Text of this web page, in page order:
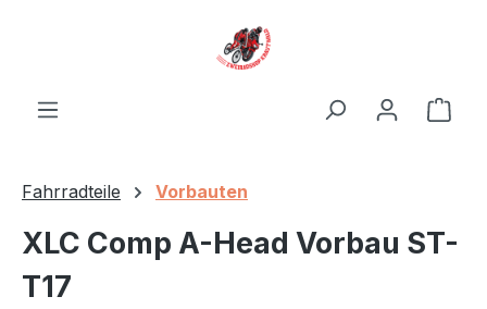
Fahrradteile Vorbauten
XLC Comp A-Head Vorbau ST-
T17